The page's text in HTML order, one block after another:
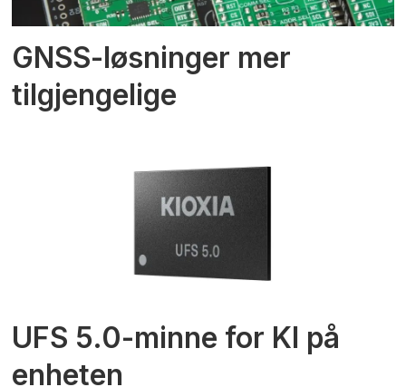
GNSS-løsninger mer
tilgjengelige
UFS 5.0-minne for KI på
enheten